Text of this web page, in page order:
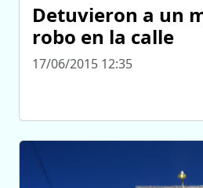
Detuvieron a un
robo en la calle
17/06/2015 12:35